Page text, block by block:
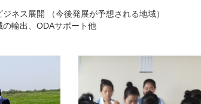
ネス展開 （今後発展が予想される地域）
輸出、ODAサポート他